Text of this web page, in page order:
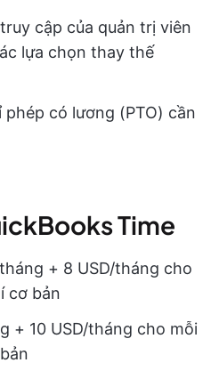
cập của quản trị viên
lựa chọn thay thế
có lương (PTO) cần
Time
+ 8 USD/tháng cho
cơ bản
+ 10 USD/tháng cho mỗi